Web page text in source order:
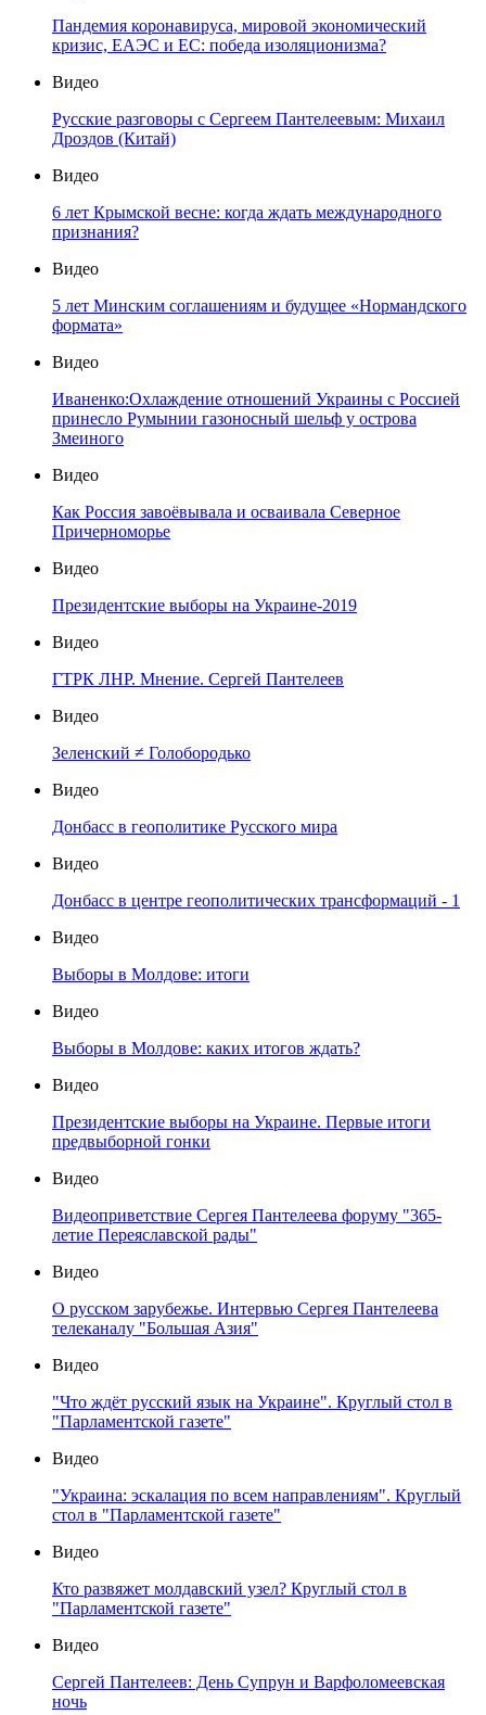
Пандемия коронавируса, мировой экономический
кризис, ЕАЭС и ЕС: победа изоляционизма?
Видео
Русские разговоры с Сергеем Пантелеевым: Михаил
Дроздов (Китай)
Видео
6 лет Крымской весне: когда ждать международного
признания?
Видео
5 лет Минским соглашениям и будущее «Нормандского
формата»
Видео
Иваненко:Охлаждение отношений Украины с Россией
принесло Румынии газоносный шельф у острова
Змеиного
Видео
Как Россия завоёвывала и осваивала Северное
Причерноморье
Видео
Президентские выборы на Украине-2019
Видео
ГТРК ЛНР. Мнение. Сергей Пантелеев
Видео
Зеленский ≠ Голобородько
Видео
Донбасс в геополитике Русского мира
Видео
Донбасс в центре геополитических трансформаций - 1
Видео
Выборы в Молдове: итоги
Видео
Выборы в Молдове: каких итогов ждать?
Видео
Президентские выборы на Украине. Первые итоги
предвыборной гонки
Видео
Видеоприветствие Сергея Пантелеева форуму "365-
летие Переяславской рады"
Видео
О русском зарубежье. Интервью Сергея Пантелеева
телеканалу "Большая Азия"
Видео
"Что ждёт русский язык на Украине". Круглый стол в
"Парламентской газете"
Видео
"Украина: эскалация по всем направлениям". Круглый
стол в "Парламентской газете"
Видео
Кто развяжет молдавский узел? Круглый стол в
"Парламентской газете"
Видео
Сергей Пантелеев: День Супрун и Варфоломеевская
ночь